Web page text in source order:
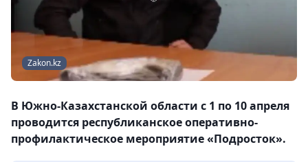
Zakon.kz
В Южно-Казахстанской области с 1 по 10 апреля
проводится республиканское оперативно-
профилактическое мероприятие «Подросток».